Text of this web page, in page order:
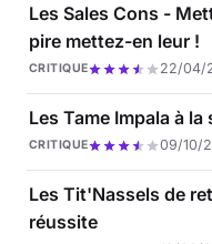
Les Sales Cons -
pire mettez-en leur !
CRITIQUE 22/04/
Les Tame Impala à
CRITIQUE 09/10/
Les Tit'Nassels de
réussite